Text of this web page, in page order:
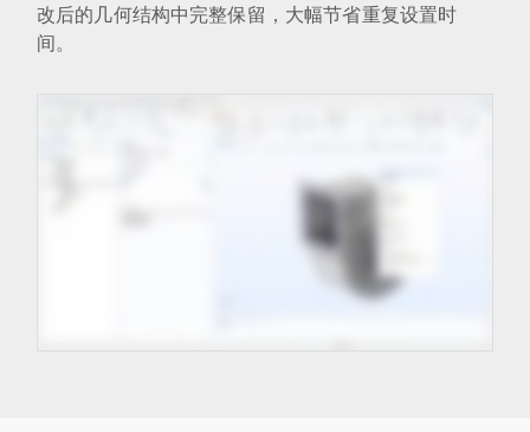
改后的几何结构中完整保留，大幅节省重复设置时
间。